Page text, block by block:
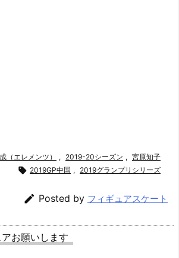
（エレメンツ） , 2019-20シーズン , 宮原知子
 2019GP中国 , 2019グランプリシリーズ
 Posted by フィギュアスケート
お願いします